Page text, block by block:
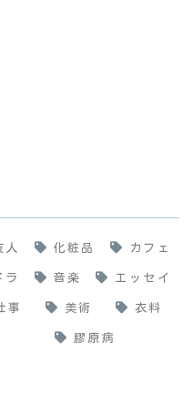
人 化粧品 カフェ
ラ 音楽 エッセイ
事 美術 衣料
膠原病